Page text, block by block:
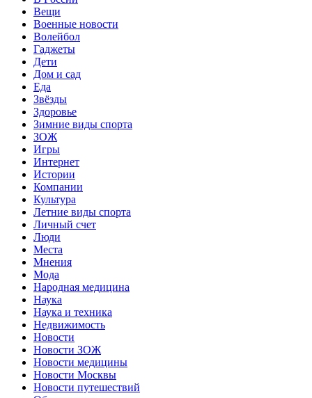
Вещи
Военные новости
Волейбол
Гаджеты
Дети
Дом и сад
Еда
Звёзды
Здоровье
Зимние виды спорта
ЗОЖ
Игры
Интернет
Истории
Компании
Культура
Летние виды спорта
Личный счет
Люди
Места
Мнения
Мода
Народная медицина
Наука
Наука и техника
Недвижимость
Новости
Новости ЗОЖ
Новости медицины
Новости Москвы
Новости путешествий